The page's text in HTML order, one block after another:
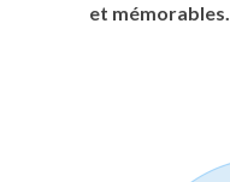
et mémorables.